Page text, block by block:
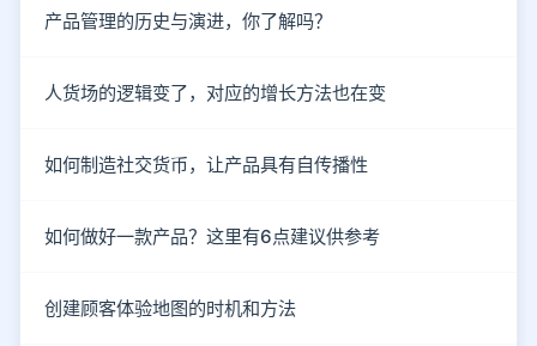
产品管理的历史与演进，你了解吗？
人货场的逻辑变了，对应的增长方法也在变
如何制造社交货币，让产品具有自传播性
如何做好一款产品？这里有6点建议供参考
创建顾客体验地图的时机和方法